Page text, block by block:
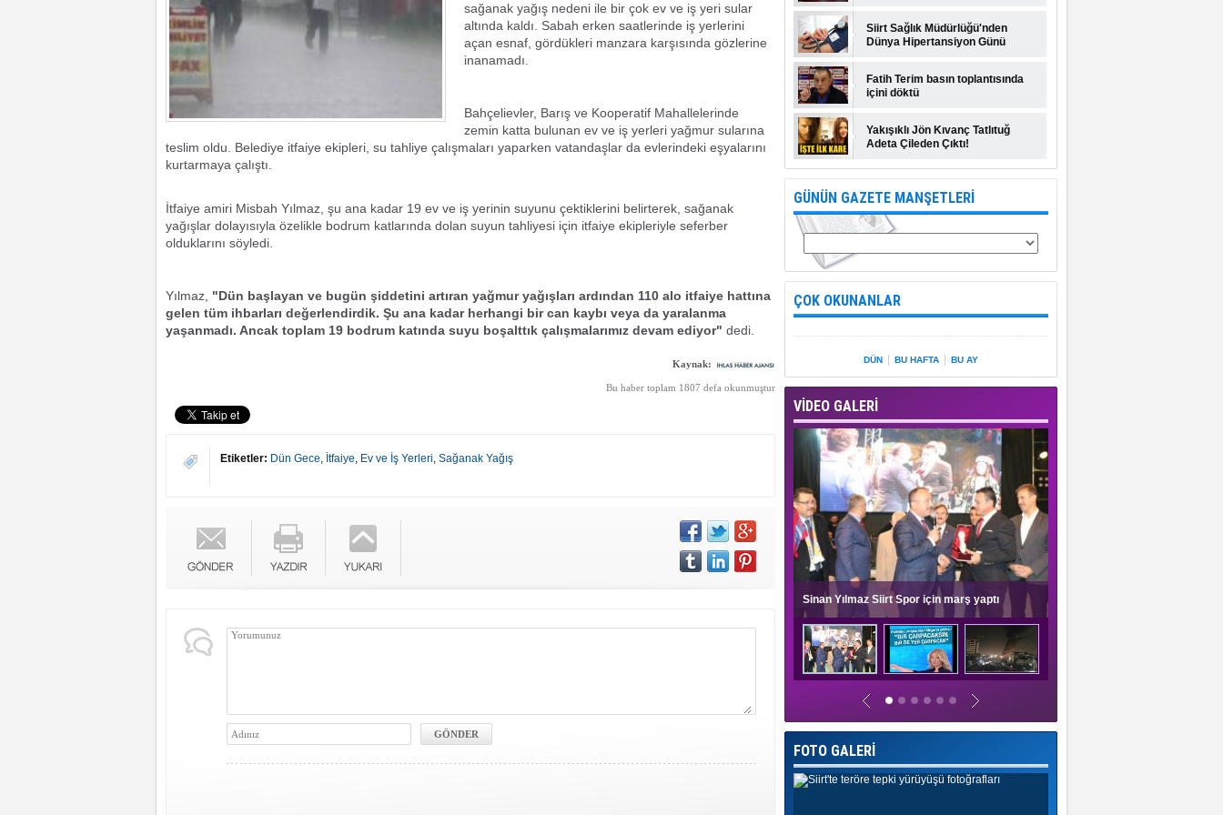
sağanak yağış nedeni ile bir çok ev ve iş yeri sular
altında kaldı. Sabah erken saatlerinde iş yerlerini
açan esnaf, gördükleri manzara karşısında gözlerine
inanamadı.
Bahçelievler, Barış ve Kooperatif Mahallelerinde
zemin katta bulunan ev ve iş yerleri yağmur sularına
teslim oldu. Belediye itfaiye ekipleri, su tahliye çalışmaları yaparken vatandaşlar da evlerindeki eşyalarını
kurtarmaya çalıştı.
İtfaiye amiri Misbah Yılmaz, şu ana kadar 19 ev ve iş yerinin suyunu çektiklerini belirterek, sağanak
yağışlar dolayısıyla özelikle bodrum katlarında dolan suyun tahliyesi için itfaiye ekipleriyle seferber
olduklarını söyledi.
Yılmaz, "Dün başlayan ve bugün şiddetini artıran yağmur yağışları ardından 110 alo itfaiye hattına
gelen tüm ihbarları değerlendirdik. Şu ana kadar herhangi bir can kaybı veya da yaralanma
yaşanmadı. Ancak toplam 19 bodrum katında suyu boşalttık çalışmalarımız devam ediyor" dedi.
Kaynak:
Bu haber toplam 1807 defa okunmuştur
Etiketler: Dün Gece, İtfaiye, Ev ve İş Yerleri, Sağanak Yağış
Siirt Sağlık Müdürlüğü'nden
Dünya Hipertansiyon Günü
Fatih Terim basın toplantısında
içini döktü
Yakışıklı Jön Kıvanç Tatlıtuğ
Adeta Çileden Çıktı!
GÜNÜN GAZETE MANŞETLERİ
ÇOK OKUNANLAR
DÜN BU HAFTA BU AY
VİDEO GALERİ
Sinan Yılmaz Siirt Spor için marş yaptı
FOTO GALERİ